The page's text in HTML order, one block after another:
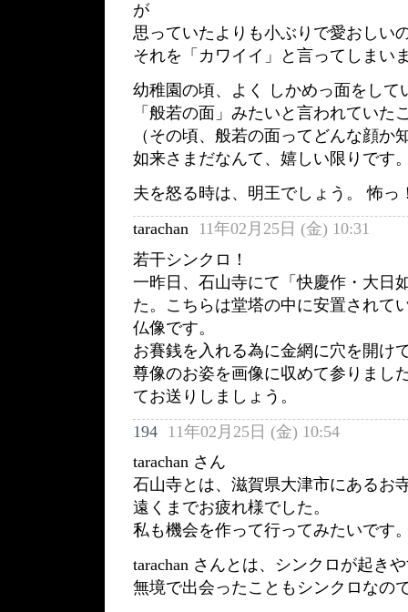
が
思っていたよりも小ぶりで愛おしい
それを「カワイイ」と言ってしまい
幼稚園の頃、よく しかめっ面をして
「般若の面」みたいと言われていた
（その頃、般若の面ってどんな顔か
如来さまだなんて、嬉しい限りです
夫を怒る時は、明王でしょう。 怖っ
tarachan
11年02月25日 (金) 10:31
若干シンクロ！
一昨日、石山寺にて「快慶作・大日
た。こちらは堂塔の中に安置されて
仏像です。
お賽銭を入れる為に金網に穴を開け
尊像のお姿を画像に収めて参りまし
てお送りしましょう。
194
11年02月25日 (金) 10:54
tarachan さん
石山寺とは、滋賀県大津市にあるお
遠くまでお疲れ様でした。
私も機会を作って行ってみたいです
tarachan さんとは、シンクロが起き
無境で出会ったこともシンクロなの